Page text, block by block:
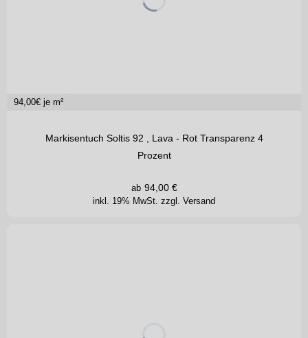
94,00€ je m²
Markisentuch Soltis 92 , Lava - Rot Transparenz 4
Prozent
inkl. 19% MwSt. zzgl. Versand
ab 94,00€